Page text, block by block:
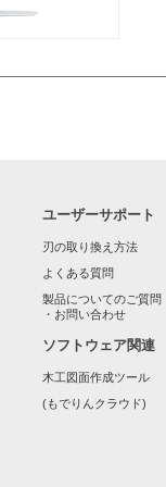
ユーザーサポート
刃の取り換え方法
よくある質問
製品についてのご質問
・お問い合わせ
ソフトウェア関連
木工図面作成ツール
(もでりんクラウド)